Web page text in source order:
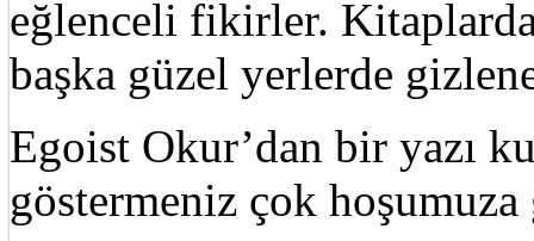
eğlenceli fikirler.
başka güzel yerlerde
Egoist Okur’dan bir yazı
göstermeniz çok